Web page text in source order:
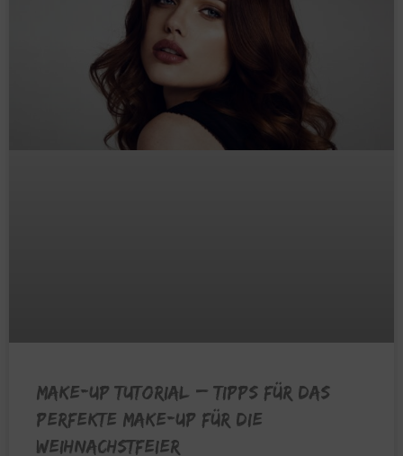
MAKE-UP TUTORIAL – Tipps für das
perfekte Make-Up für die
Weihnachstfeier